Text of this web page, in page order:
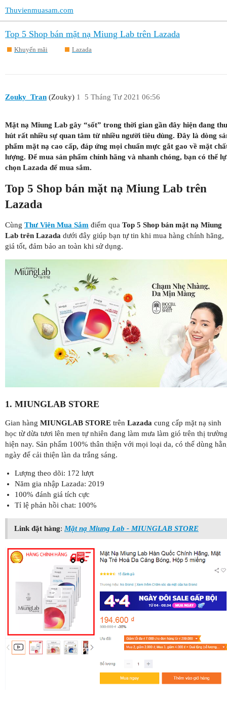
Thuvienmuasam.com
Top 5 Shop bán mặt nạ Miung Lab trên Lazada
Khuyến mãi Lazada
Zouky_Tran (Zouky) 5 Tháng Tư 2021 06:56
1
Mặt nạ Miung Lab gây “sốt” trong thời gian gần đây hiện đang thu
hút rất nhiều sự quan tâm từ nhiều người tiêu dùng. Đây là dòng
phẩm mặt nạ cao cấp, đáp ứng mọi chuẩn mực gắt gao về mặt
lượng. Để mua sản phẩm chính hãng và nhanh chóng, bạn có thể
chọn Lazada để mua sắm.
Top 5 Shop bán mặt nạ Miung Lab trên
Lazada
Cùng Thư Viện Mua Sắm điểm qua Top 5 Shop bán mặt nạ Miung
Lab trên Lazada dưới đây giúp bạn tự tin khi mua hàng chính hãng,
giá tốt, đảm bảo an toàn khi sử dụng.
1. MIUNGLAB STORE
Gian hàng MIUNGLAB STORE trên Lazada cung cấp mặt nạ sinh
học từ dừa tươi lên men tự nhiên đang làm mưa làm gió trên thị
hiện nay. Sản phẩm 100% thân thiện với mọi loại da, có thể dùng
ngày để cải thiện làn da trắng sáng.
Lượng theo dõi: 172 lượt
Năm gia nhập Lazada: 2019
100% đánh giá tích cực
Tỉ lệ phản hồi chat: 100%
Link đặt hàng: Mặt nạ Miung Lab - MIUNGLAB STORE